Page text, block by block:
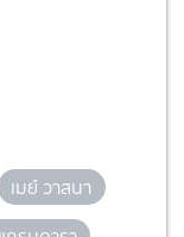
เมย์ วาสนา